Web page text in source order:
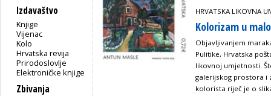
Izdavaštvo
Knjige
Vijenac
Kolo
Hrvatska revija
Prirodoslovlje
Elektroničke knjige
Zbivanja
HRVATSKA LIKOVNA
Kolorizam u
Objavljivanjem
Pulitike, Hrvatska
likovnoj umjetnosti.
galerijskog prostora i
kolorista riječ je o